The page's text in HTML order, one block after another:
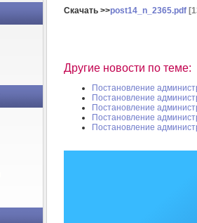
Скачать >>post14_n_2365.pdf
Другие новости по теме:
Постановление
Постановление
Постановление
Постановление
Постановление